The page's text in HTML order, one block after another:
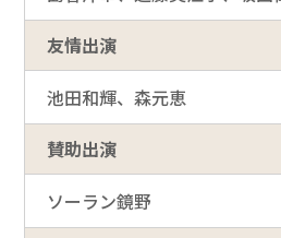
友情出演
池田和輝、森元恵
賛助出演
ソーラン鏡野